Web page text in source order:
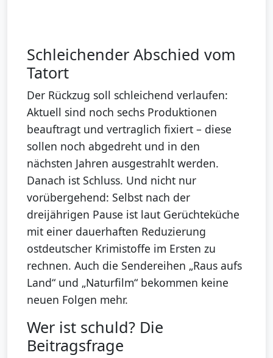
Schleichender Abschied vom
Tatort
Der Rückzug soll schleichend verlaufen:
Aktuell sind noch sechs Produktionen
beauftragt und vertraglich fixiert – diese
sollen noch abgedreht und in den
nächsten Jahren ausgestrahlt werden.
Danach ist Schluss. Und nicht nur
vorübergehend: Selbst nach der
dreijährigen Pause ist laut Gerüchteküche
mit einer dauerhaften Reduzierung
ostdeutscher Krimistoffe im Ersten zu
rechnen. Auch die Sendereihen „Raus aufs
Land“ und „Naturfilm“ bekommen keine
neuen Folgen mehr.
Wer ist schuld? Die
Beitragsfrage